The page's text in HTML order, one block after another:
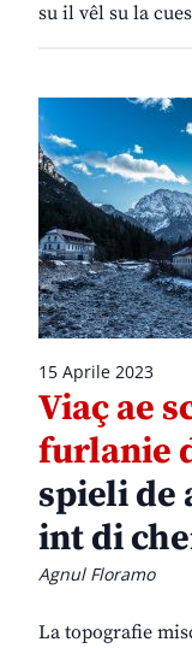
su il vêl su la
15 Aprile 2023
Viaç ae
furlanie
spieli de
int di
Agnul Floramo
La topografie